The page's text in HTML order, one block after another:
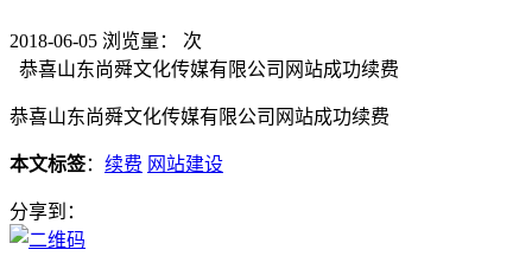
2018-06-05 浏览量：
次
恭喜山东尚舜文化传媒有限公司网站成功续费
恭喜山东尚舜文化传媒有限公司网站成功续费
本文标签： 续费 网站建设
分享到：